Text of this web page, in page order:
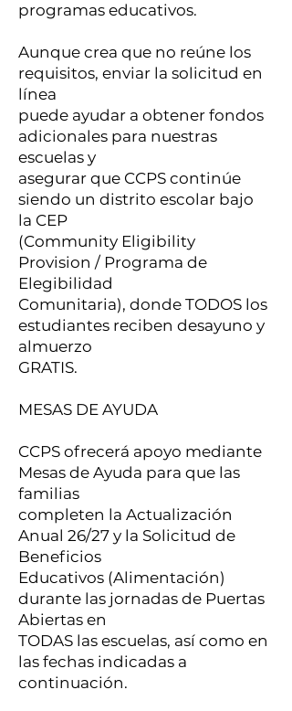
programas educativos.
Aunque crea que no reúne los
requisitos, enviar la solicitud en
línea
puede ayudar a obtener fondos
adicionales para nuestras
escuelas y
asegurar que CCPS continúe
siendo un distrito escolar bajo
la CEP
(Community Eligibility
Provision / Programa de
Elegibilidad
Comunitaria), donde TODOS los
estudiantes reciben desayuno y
almuerzo
GRATIS.
MESAS DE AYUDA
CCPS ofrecerá apoyo mediante
Mesas de Ayuda para que las
familias
completen la Actualización
Anual 26/27 y la Solicitud de
Beneficios
Educativos (Alimentación)
durante las jornadas de Puertas
Abiertas en
TODAS las escuelas, así como en
las fechas indicadas a
continuación.